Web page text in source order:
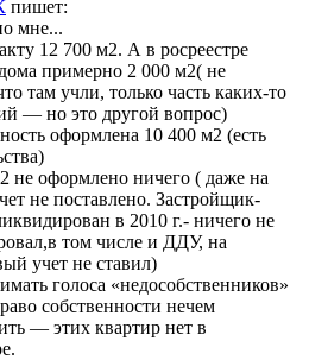
пишет:
мне...
12 700 м2. А в росреестре
примерно 2 000 м2( не
там учли, только часть каких-то
— но это другой вопрос)
оформлена 10 400 м2 (есть
не оформлено ничего ( даже на
не поставлено. Застройщик-
в 2010 г.- ничего не
том числе и ДДУ, на
учет не ставил)
голоса «недособственников»
собственности нечем
— этих квартир нет в